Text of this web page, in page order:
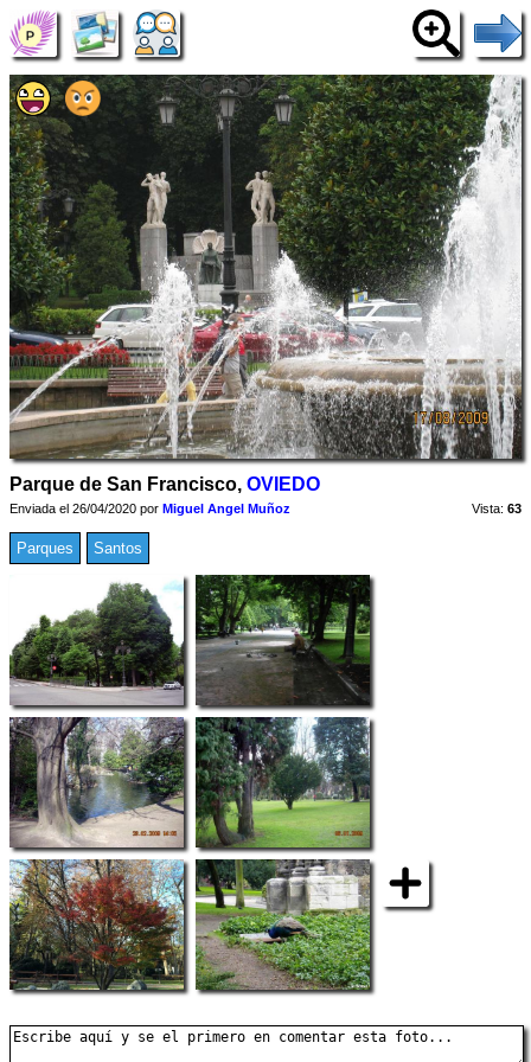
Parque de San Francisco, OVIEDO
Enviada el 26/04/2020 por Miguel Angel Muñoz Vista: 63
Parques Santos